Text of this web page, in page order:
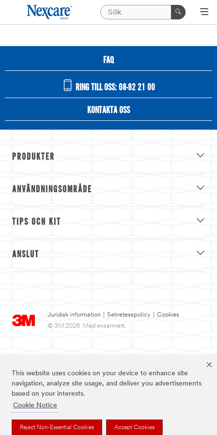
This website uses cookies on your device to enhance site
navigation, analyze site usage, and deliver you advertisements
based on your interests.
Cookie Notice
Reject Non-Essential Cookies Accept Cookies
FAQ
RING TILL OSS: 08-92 21 00
KONTAKTA OSS
PRODUKTER
ANVÄNDNINGSOMRÅDE
TIPS OCH KIT
ANSLUT
Juridisk information Sekretesspolicy
Cookies
© 3M 2026. Med ensamrätt.
3M och Nexcare™ är varumärken som tillhör 3M.